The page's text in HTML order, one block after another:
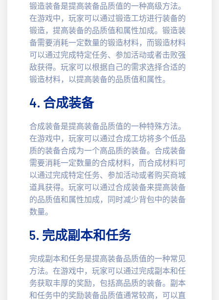
锻造装备是提高装备品质值的一种高级方法。
在游戏中，玩家可以通过锻造工坊进行装备的
锻造，提高装备的品质值和属性加成。锻造装
备需要消耗一定数量的锻造材料，而锻造材料
可以通过完成特定任务、参加活动或者击败强
敌获得。玩家可以根据自己的需求选择合适的
锻造材料，以提高装备的品质值和属性。
4. 合成装备
合成装备是提高装备品质值的一种特殊方法。
在游戏中，玩家可以通过合成工坊将多个低品
质的装备合成为一个高品质的装备。合成装备
需要消耗一定数量的合成材料，而合成材料可
以通过完成特定任务、参加活动或者购买商城
道具获得。玩家可以通过合成装备来提高装备
的品质值和属性加成，同时减少背包中的装备
数量。
5. 完成副本和任务
完成副本和任务是提高装备品质值的一种常见
方法。在游戏中，玩家可以通过完成副本和任
务获取丰厚的奖励，包括高品质的装备。副本
和任务中的奖励装备品质值通常较高，可以直